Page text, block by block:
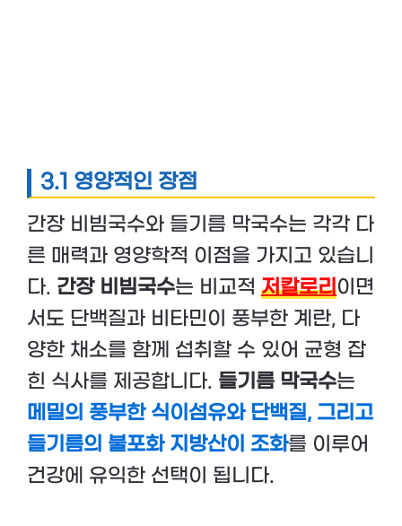
3.1 영양적인 장점
간장 비빔국수와 들기름 막국수는 각각 다
른 매력과 영양학적 이점을 가지고 있습니
다. 간장 비빔국수는 비교적 저칼로리이면
서도 단백질과 비타민이 풍부한 계란, 다
양한 채소를 함께 섭취할 수 있어 균형 잡
힌 식사를 제공합니다. 들기름 막국수는
메밀의 풍부한 식이섬유와 단백질, 그리고
들기름의 불포화 지방산이 조화를 이루어
건강에 유익한 선택이 됩니다.